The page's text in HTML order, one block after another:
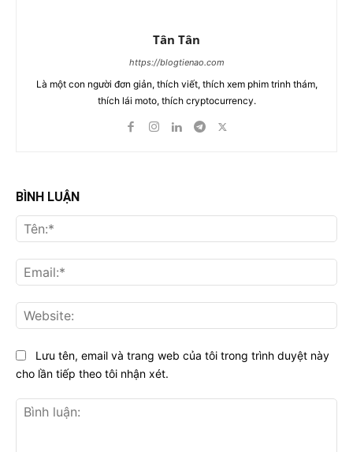
Tân Tân
https://blogtienao.com
Là một con người đơn giản, thích viết, thích xem phim trinh thám,
thích lái moto, thích cryptocurrency.
BÌNH LUẬN
Lưu tên, email và trang web của tôi trong trình duyệt này
cho lần tiếp theo tôi nhận xét.